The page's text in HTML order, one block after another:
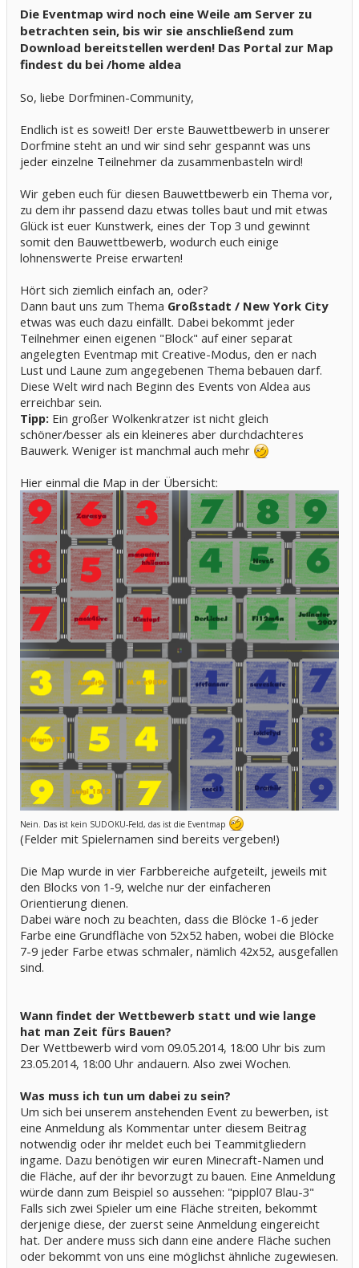
Die Eventmap wird noch eine Weile am Server zu
betrachten sein, bis wir sie anschließend zum
Download bereitstellen werden! Das Portal zur Map
findest du bei /home aldea
So, liebe Dorfminen-Community,
Endlich ist es soweit! Der erste Bauwettbewerb in unserer
Dorfmine steht an und wir sind sehr gespannt was uns
jeder einzelne Teilnehmer da zusammenbasteln wird!
Wir geben euch für diesen Bauwettbewerb ein Thema vor,
zu dem ihr passend dazu etwas tolles baut und mit etwas
Glück ist euer Kunstwerk, eines der Top 3 und gewinnt
somit den Bauwettbewerb, wodurch euch einige
lohnenswerte Preise erwarten!
Hört sich ziemlich einfach an, oder?
Dann baut uns zum Thema Großstadt / New York City
etwas was euch dazu einfällt. Dabei bekommt jeder
Teilnehmer einen eigenen "Block" auf einer separat
angelegten Eventmap mit Creative-Modus, den er nach
Lust und Laune zum angegebenen Thema bebauen darf.
Diese Welt wird nach Beginn des Events von Aldea aus
erreichbar sein.
Tipp: Ein großer Wolkenkratzer ist nicht gleich
schöner/besser als ein kleineres aber durchdachteres
Bauwerk. Weniger ist manchmal auch mehr
Hier einmal die Map in der Übersicht:
Nein. Das ist kein SUDOKU-Feld, das ist die Eventmap
(Felder mit Spielernamen sind bereits vergeben!)
Die Map wurde in vier Farbbereiche aufgeteilt, jeweils mit
den Blocks von 1-9, welche nur der einfacheren
Orientierung dienen.
Dabei wäre noch zu beachten, dass die Blöcke 1-6 jeder
Farbe eine Grundfläche von 52x52 haben, wobei die Blöcke
7-9 jeder Farbe etwas schmaler, nämlich 42x52, ausgefallen
sind.
Wann findet der Wettbewerb statt und wie lange
hat man Zeit fürs Bauen?
Der Wettbewerb wird vom 09.05.2014, 18:00 Uhr bis zum
23.05.2014, 18:00 Uhr andauern. Also zwei Wochen.
Was muss ich tun um dabei zu sein?
Um sich bei unserem anstehenden Event zu bewerben, ist
eine Anmeldung als Kommentar unter diesem Beitrag
notwendig oder ihr meldet euch bei Teammitgliedern
ingame. Dazu benötigen wir euren Minecraft-Namen und
die Fläche, auf der ihr bevorzugt zu bauen. Eine Anmeldung
würde dann zum Beispiel so aussehen: "pippl07 Blau-3"
Falls sich zwei Spieler um eine Fläche streiten, bekommt
derjenige diese, der zuerst seine Anmeldung eingereicht
hat. Der andere muss sich dann eine andere Fläche suchen
oder bekommt von uns eine möglichst ähnliche zugewiesen.